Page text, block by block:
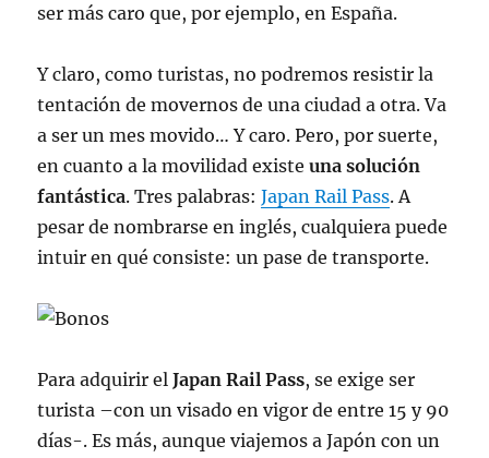
ser más caro que, por ejemplo, en España.
Y claro, como turistas, no podremos resistir la
tentación de movernos de una ciudad a otra. Va
a ser un mes movido… Y caro. Pero, por suerte,
en cuanto a la movilidad existeuna solución
fantástica. Tres palabras:Japan Rail Pass. A
pesar de nombrarse en inglés, cualquiera puede
intuir en qué consiste: un pase de transporte.
Para adquirir elJapan Rail Pass, se exige ser
turista –con un visado en vigor de entre 15 y 90
días-. Es más, aunque viajemos a Japón con un